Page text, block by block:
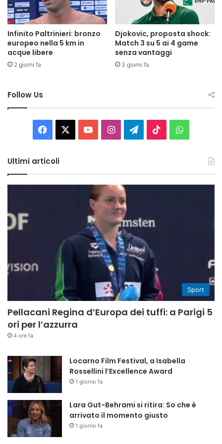
Infinito Paltrinieri: bronzo
europeo nella 5 km in
acque libere
2 giorni fa
Djokovic, proposta shock:
Match 3 su 5 ai 4 game
senza vantaggi
3 giorni fa
Follow Us
Facebook You InstagramTelegram
TikTok
Ultimi articoli
Sport
Pellacani Regina d’Europa dei tuffi: a Parigi 5
ori per l’azzurra
4 ore fa
Locarno Film Festival, a Isabella
Rossellini l’Excellence Award
1 giorno fa
Lara Gut-Behrami si ritira: So che è
arrivato il momento giusto
1 giorno fa